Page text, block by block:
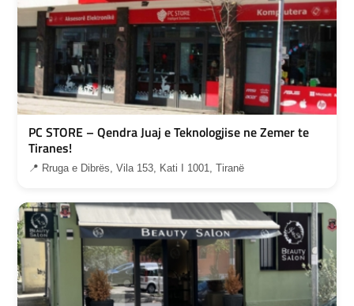
PC STORE – Qendra Juaj e Teknologjise ne Zemer te
Tiranes!
📍 Rruga e Dibrës, Vila 153, Kati I 1001, Tiranë